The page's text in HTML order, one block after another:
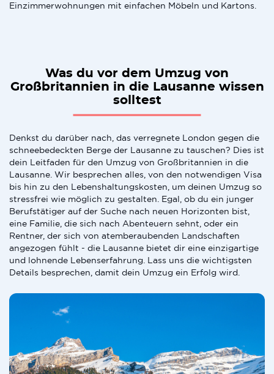
Einzimmerwohnungen mit einfachen Möbeln und Kartons.
Was du vor dem Umzug von
Großbritannien in die Lausanne wissen
solltest
Denkst du darüber nach, das verregnete London gegen die
schneebedeckten Berge der Lausanne zu tauschen? Dies ist
dein Leitfaden für den Umzug von Großbritannien in die
Lausanne. Wir besprechen alles, von den notwendigen Visa
bis hin zu den Lebenshaltungskosten, um deinen Umzug so
stressfrei wie möglich zu gestalten. Egal, ob du ein junger
Berufstätiger auf der Suche nach neuen Horizonten bist,
eine Familie, die sich nach Abenteuern sehnt, oder ein
Rentner, der sich von atemberaubenden Landschaften
angezogen fühlt - die Lausanne bietet dir eine einzigartige
und lohnende Lebenserfahrung. Lass uns die wichtigsten
Details besprechen, damit dein Umzug ein Erfolg wird.